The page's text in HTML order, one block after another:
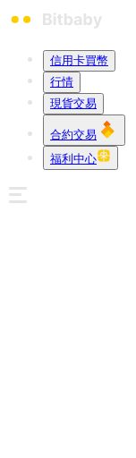
信用卡買幣
行情
現貨交易
合約交易
福利中心